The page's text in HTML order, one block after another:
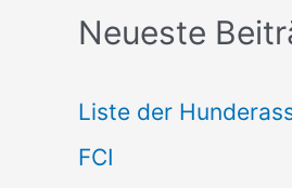
h
n
n
Neueste
Liste der
FCI